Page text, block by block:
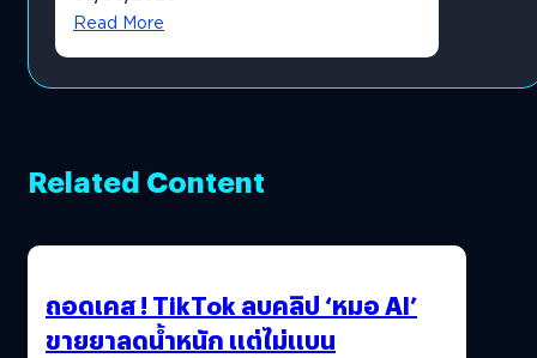
Read More
Related Content
ถอดเคส ! TikTok ลบคลิป ‘หมอ AI’
ขายยาลดน้ำหนัก แต่ไม่แบน